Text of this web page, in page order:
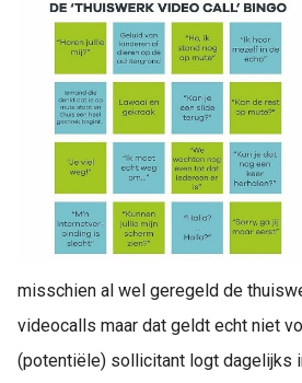
misschien al wel geregeld de
videocalls maar dat geldt echt niet
(potentiële) sollicitant logt dagelijks